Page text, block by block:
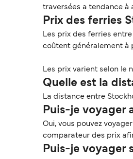
traversées a tendance à
Prix des ferries
Les prix des ferries
coûtent généralement à
Les prix varient selon le
Quelle est la
La distance entre
Puis-je voyager
Oui, vous pouvez
comparateur des prix
Puis-je voyager